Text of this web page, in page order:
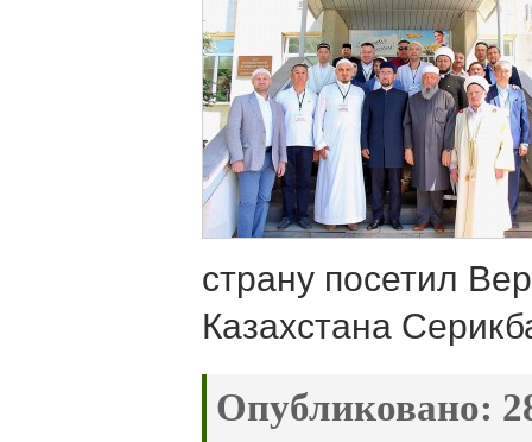
страну посетил
Казахстана
Опубликовано: